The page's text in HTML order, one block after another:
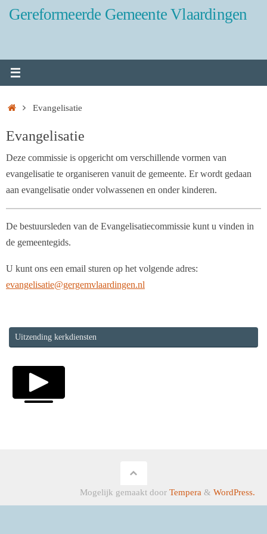
naarGereformeerde Gemeente Vlaardingen
HomeEvangelisatie
Evangelisatie
Deze commissie is opgericht om verschillende vormen van
evangelisatie te organiseren vanuit de gemeente. Er wordt gedaan
aan evangelisatie onder volwassenen en onder kinderen.
De bestuursleden van de Evangelisatiecommissie kunt u vinden in
de gemeentegids.
U kunt ons een email sturen op het volgende adres:
evangelisatie@gergemvlaardingen.nl
Uitzending kerkdiensten
Mogelijk gemaakt door Tempera & WordPress.